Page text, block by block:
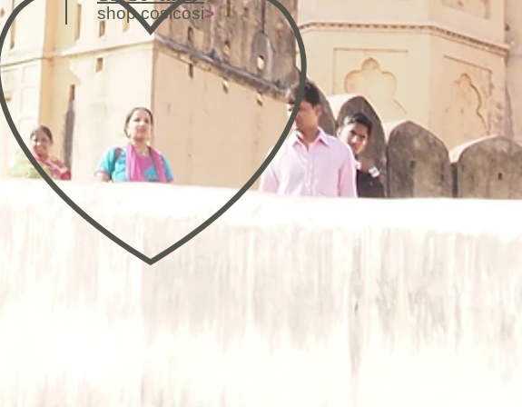
shop cosicosi>